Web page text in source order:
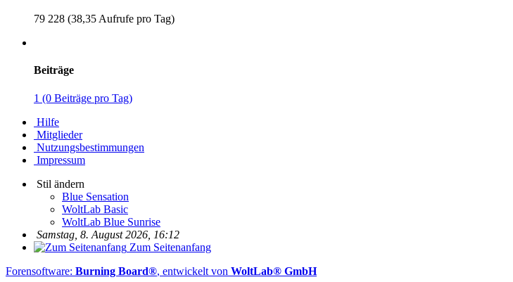
79 228 (38,35 Aufrufe pro Tag)
Beiträge
1 (0 Beiträge pro Tag)
Hilfe
Mitglieder
Nutzungsbestimmungen
Impressum
Stil ändern
Blue Sensation
WoltLab Basic
WoltLab Blue Sunrise
Samstag, 8. August 2026, 16:12
Zum Seitenanfang
Forensoftware: Burning Board®, entwickelt von WoltLab® GmbH